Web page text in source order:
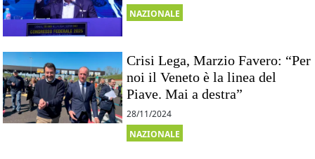
NAZIONALE
Crisi Lega, Marzio Favero: “Per
noi il Veneto è la linea del
Piave. Mai a destra”
28/11/2024
NAZIONALE